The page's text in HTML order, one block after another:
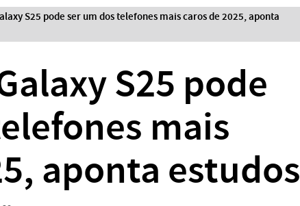
S25 pode ser um dos telefones mais caros de 2025, aponta
S25 pode
mais
aponta estudos